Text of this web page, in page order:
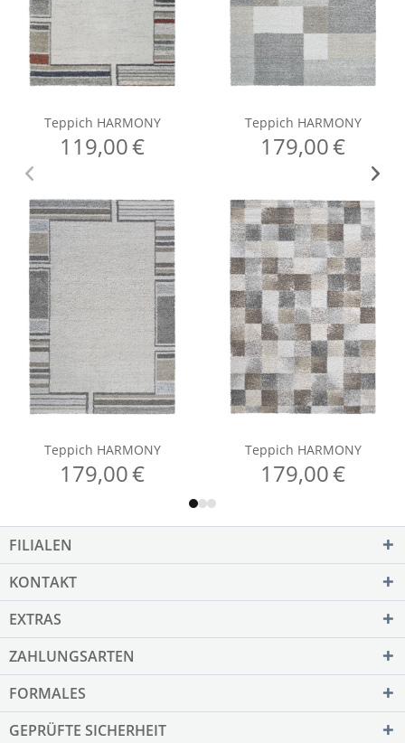
FILIALEN
KONTAKT
EXTRAS
ZAHLUNGSARTEN
FORMALES
GEPRÜFTE SICHERHEIT